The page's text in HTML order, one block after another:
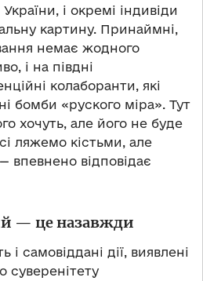
і окремі індивіди
картину. Принаймні,
немає жодного
і на півдні
колаборанти, які
бомби «руского міра». Тут
хочуть, але його не буде
ляжемо кістьми, але
впевнено відповідає
— це назавжди
і самовіддані дії, виявлені
суверенітету